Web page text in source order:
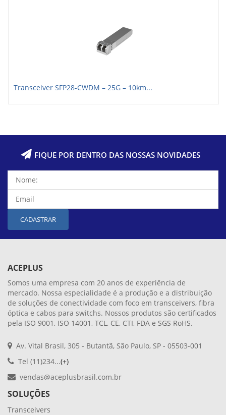
Transceiver SFP28-CWDM – 25G – 10km...
FIQUE POR DENTRO DAS NOSSAS NOVIDADES
CADASTRAR
ACEPLUS
Somos uma empresa com 20 anos de experiência de
mercado. Nossa especialidade é a produção e a distribuição
de soluções de conectividade com foco em transceivers, fibra
óptica e cabos para switchs. Nossos produtos são certificados
pela ISO 9001, ISO 14001, TCL, CE, CTI, FDA e SGS RoHS.
Av. Vital Brasil, 305 - Butantã, São Paulo, SP - 05503-001
Tel (11)234...(+)
vendas@aceplusbrasil.com.br
SOLUÇÕES
Transceivers